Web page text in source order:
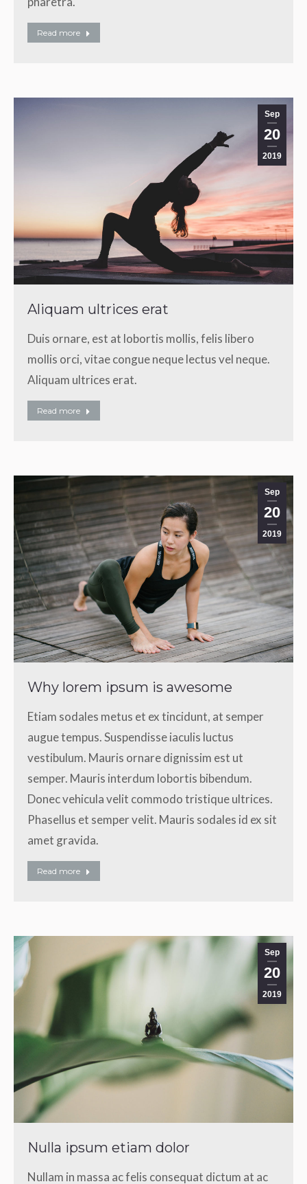
Read more
Sep
20
2019
Aliquam ultrices erat
Duis ornare, est at lobortis mollis, felis libero
mollis orci, vitae congue neque lectus vel neque.
Aliquam ultrices erat.
Read more
Sep
20
2019
Why lorem ipsum is awesome
Etiam sodales metus et ex tincidunt, at semper
augue tempus. Suspendisse iaculis luctus
vestibulum. Mauris ornare dignissim est ut
semper. Mauris interdum lobortis bibendum.
Donec vehicula velit commodo tristique ultrices.
Phasellus et semper velit. Mauris sodales id ex sit
amet gravida.
Read more
Sep
20
2019
Nulla ipsum etiam dolor
Nullam in massa ac felis consequat dictum at ac